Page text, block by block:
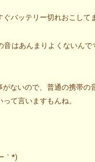
ぐバッテリー切れおこして
音はあんまりよくないん
がないので、普通の携帯
て言いますもんね。
｀*)